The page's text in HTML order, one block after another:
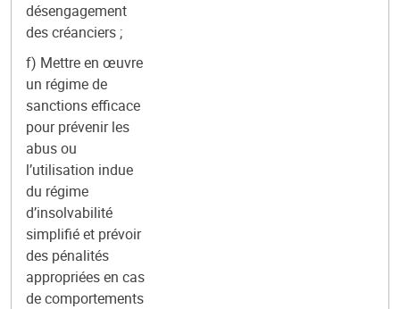
désengagement
des créanciers ;
f) Mettre en œuvre
un régime de
sanctions efficace
pour prévenir les
abus ou
l’utilisation indue
du régime
d’insolvabilité
simplifié et prévoir
des pénalités
appropriées en cas
de comportements